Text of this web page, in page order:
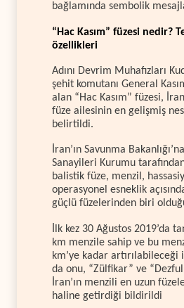
bağlamında sembolik
“Hac Kasım” füzesi nedir?
özellikleri
Adını Devrim Muhafızları
şehit komutanı General
alan “Hac Kasım” füzesi,
füze ailesinin en gelişmiş
belirtildi.
İran’ın Savunma
Sanayileri Kurumu
balistik füze, menzil,
operasyonel esneklik
güçlü füzelerinden biri
İlk kez 30 Ağustos 2019’da
km menzile sahip ve bu
km’ye kadar
da onu, “Zülfikar” ve
İran’ın menzili en uzun
haline getirdiği bildirildi